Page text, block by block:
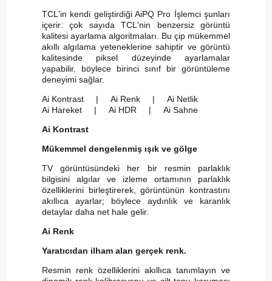
TCL'in kendi geliştirdiği AiPQ Pro İşlemci şunları
içerir: çok sayıda TCL'nin benzersiz görüntü
kalitesi ayarlama algoritmaları. Bu çip mükemmel
akıllı algılama yeteneklerine sahiptir ve görüntü
kalitesinde piksel düzeyinde ayarlamalar
yapabilir, böylece birinci sınıf bir görüntüleme
deneyimi sağlar.
Ai Kontrast | Ai Renk | Ai Netlik
Ai Hareket | Ai HDR | Ai Sahne
Ai Kontrast
Mükemmel dengelenmiş ışık ve gölge
TV görüntüsündeki her bir resmin parlaklık
bilgisini algılar ve izleme ortamının parlaklık
özelliklerini birleştirerek, görüntünün kontrastını
akıllıca ayarlar; böylece aydınlık ve karanlık
detaylar daha net hale gelir.
Ai Renk
Yaratıcıdan ilham alan gerçek renk.
Resmin renk özelliklerini akıllıca tanımlayın ve